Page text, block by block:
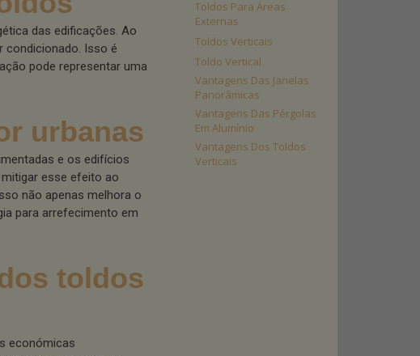
das edificações. Ao
condicionado. Isso é
pode representar uma
urbanas
e os edifícios
esse efeito ao
não apenas melhora o
para arrefecimento em
toldos
económicas
Toldos Para Áreas
Externas
Toldos Verticais
Toldo Vertical
Vantagens Das Janelas
Panorâmicas
Vantagens Das Pérgolas
Em Alumínio
Vantagens Dos Toldos
Verticais